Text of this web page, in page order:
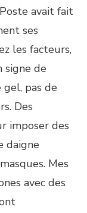
avait fait
ses
les facteurs,
signe de
gel, pas de
Des
imposer des
daigne
Mes
avec des